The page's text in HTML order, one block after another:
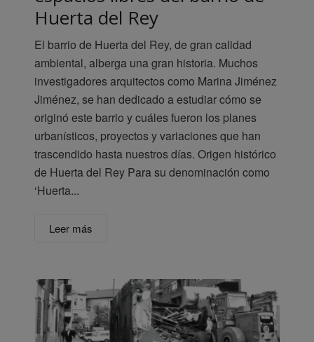
Huerta del Rey
El barrio de Huerta del Rey, de gran calidad
ambiental, alberga una gran historia. Muchos
investigadores arquitectos como Marina Jiménez
Jiménez, se han dedicado a estudiar cómo se
originó este barrio y cuáles fueron los planes
urbanísticos, proyectos y variaciones que han
trascendido hasta nuestros días. Origen histórico
de Huerta del Rey Para su denominación como
‘Huerta...
Leer más